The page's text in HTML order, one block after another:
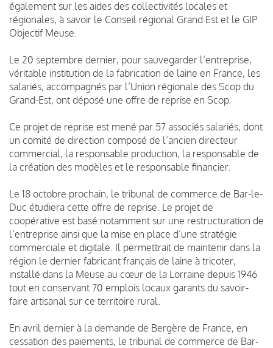
également sur les aides des collectivités locales et
régionales, à savoir le Conseil régional Grand Est et le GIP
Objectif Meuse.
Le 20 septembre dernier, pour sauvegarder l’entreprise,
véritable institution de la fabrication de laine en France, les
salariés, accompagnés par l’Union régionale des Scop du
Grand-Est, ont déposé une offre de reprise en Scop.
Ce projet de reprise est mené par 57 associés salariés, dont
un comité de direction composé de l’ancien directeur
commercial, la responsable production, la responsable de
la création des modèles et le responsable financier.
Le 18 octobre prochain, le tribunal de commerce de Bar-le-
Duc étudiera cette offre de reprise. Le projet de
coopérative est basé notamment sur une restructuration de
l’entreprise ainsi que la mise en place d’une stratégie
commerciale et digitale. Il permettrait de maintenir dans la
région le dernier fabricant français de laine à tricoter,
installé dans la Meuse au cœur de la Lorraine depuis 1946
tout en conservant 70 emplois locaux garants du savoir-
faire artisanal sur ce territoire rural.
En avril dernier à la demande de Bergère de France, en
cessation des paiements, le tribunal de commerce de Bar-